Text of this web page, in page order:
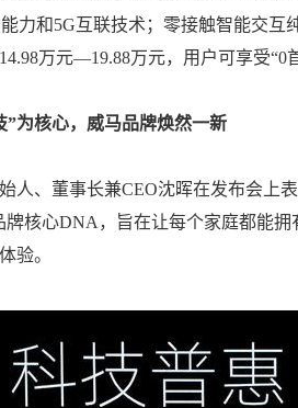
力和5G互联技术；零接触智能交
万元—19.88万元，用户可享受“0
”为核心，威马品牌焕然一新
、董事长兼CEO沈晖在发布会上表
牌核心DNA，旨在让每个家庭都能
验。